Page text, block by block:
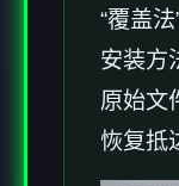
“覆盖
安装方
原始文
恢复抵